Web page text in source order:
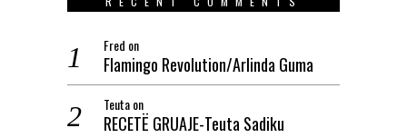
Fred on
Flamingo Revolution/Arlinda Guma
Teutaon
RECETË GRUAJE-Teuta Sadiku